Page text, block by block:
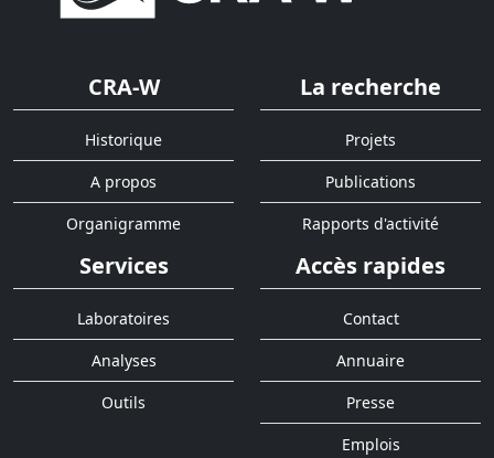
CRA-W
Historique
A propos
Organigramme
La recherche
Projets
Publications
Rapports d'activité
Services
Laboratoires
Analyses
Outils
Accès rapides
Contact
Annuaire
Presse
Emplois